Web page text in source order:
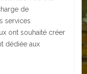
de
services
ont souhaité créer
dédiée aux